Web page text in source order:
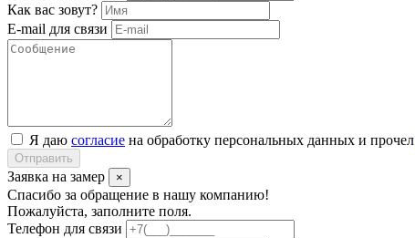
Как вас зовут?
E-mail для связи
Я даю согласие на обработку персональных данных и прочел
Отправить
Заявка на замер ×
Спасибо за обращение в нашу компанию!
Пожалуйста, заполните поля.
Телефон для связи